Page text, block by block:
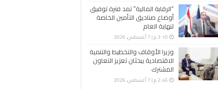
“الرقابة المالية” تمد فترة توفيق
أوضاع صناديق التأمين الخاصة
لنهاية العام
3:10 م | 7 أغسطس، 2026
وزيرا الأوقاف والتخطيط والتنمية
الاقتصادية يبحثان تعزيز التعاون
المشترك
2:45 م | 7 أغسطس، 2026